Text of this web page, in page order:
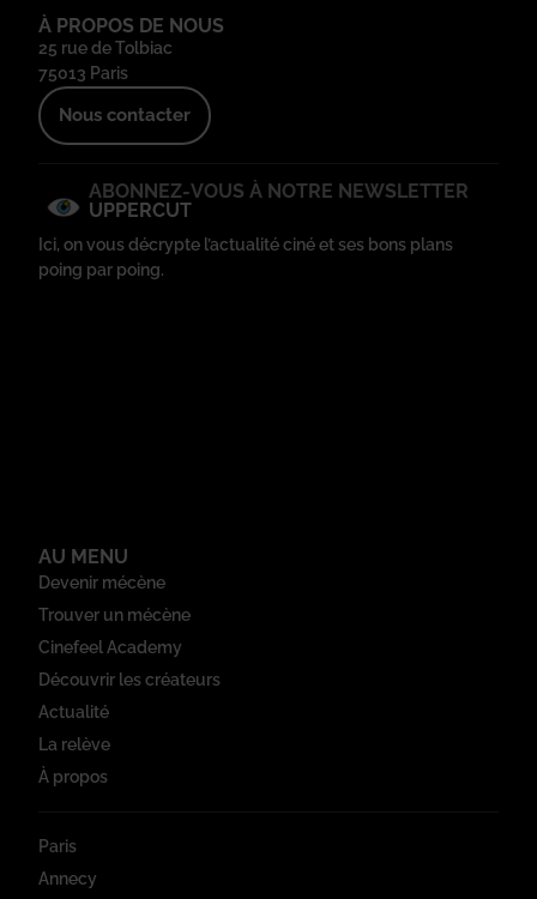
À PROPOS DE NOUS
25 rue de Tolbiac
75013 Paris
Nous contacter
ABONNEZ-VOUS À NOTRE NEWSLETTER
UPPERCUT
Ici, on vous décrypte l’actualité ciné et ses bons plans
poing par poing.
AU MENU
Devenir mécène
Trouver un mécène
Cinefeel Academy
Découvrir les créateurs
Actualité
La relève
À propos
Paris
Annecy